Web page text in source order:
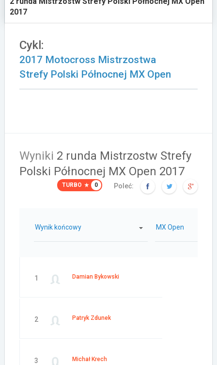
2017
Cykl:
2017 Motocross Mistrzostwa
Strefy Polski Północnej MX Open
Wyniki 2 runda Mistrzostw Strefy
Polski Północnej MX Open 2017
TURBO 0 Poleć:
Wynik końcowy MX Open
1 Damian Bykowski
2 Patryk Zdunek
3 Michał Krech